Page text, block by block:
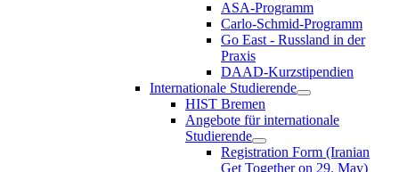
ASA-Programm
Carlo-Schmid-Programm
Go East - Russland in der
Praxis
DAAD-Kurzstipendien
Internationale Studierende
HIST Bremen
Angebote für internationale
Studierende
Registration Form (Iranian
Get Together on 29. May)